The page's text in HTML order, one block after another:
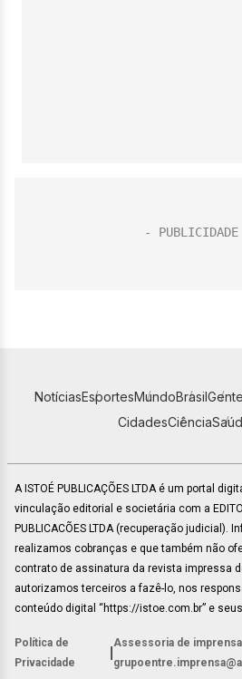
NotíciasEsportesMundoBrasil
CidadesCiência
A ISTOÉ PUBLICAÇÕES LTDA é um portal
vinculação editorial e societária com a
PUBLICACÕES LTDA (recuperação judicial).
realizamos cobranças e que também não
contrato de assinatura da revista impressa
autorizamos terceiros a fazê-lo, nos
conteúdo digital “https://istoe.com.br” e
Política de
Privacidade
Assessoria de